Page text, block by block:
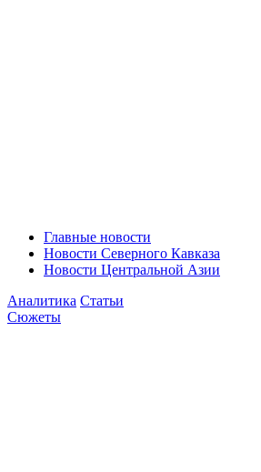
Главные новости
Новости Северного Кавказа
Новости Центральной Азии
Аналитика Статьи
Сюжеты